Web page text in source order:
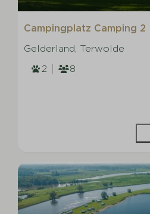
Campingplatz Camping 2
Gelderland, Terwolde
2
8